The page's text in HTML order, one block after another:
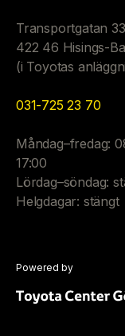
Transportgatan 33
422 46 Hisings-
(i Toyotas
031-725 23 70
Måndag–fredag:
17:00
Lördag–söndag:
Helgdagar: stängt
Powered by